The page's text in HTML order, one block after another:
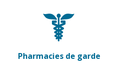
Pharmacies de garde